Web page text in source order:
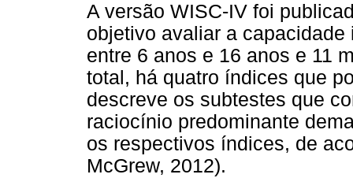
A versão WISC-IV foi
objetivo avaliar a
entre 6 anos e 16 anos e 11
total, há quatro índices que
descreve os subtestes que
raciocínio predominante
os respectivos índices, de
McGrew, 2012).